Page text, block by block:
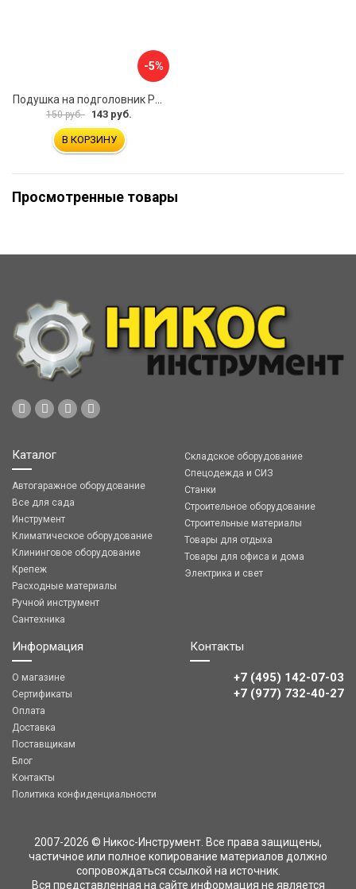
-5%
150 руб. 143 руб.
В КОРЗИНУ
Просмотренные товары
Каталог
Автогаражное оборудование
Все для сада
Инструмент
Климатическое оборудование
Клининговое оборудование
Крепеж
Расходные материалы
Ручной инструмент
Сантехника
Складское оборудование
Спецодежда и СИЗ
Станки
Строительное оборудование
Строительные материалы
Товары для отдыха
Товары для офиса и дома
Электрика и свет
Информация
О магазине
Сертификаты
Оплата
Доставка
Поставщикам
Блог
Контакты
Политика конфиденциальности
Контакты
+7 (495) 142-07-03
‎‎+7 (977) 732-40-27
2007-2026 © Никос-Инструмент. Все права защищены,
частичное или полное копирование материалов должно
сопровождаться ссылкой на источник.
Вся представленная на сайте информация не является